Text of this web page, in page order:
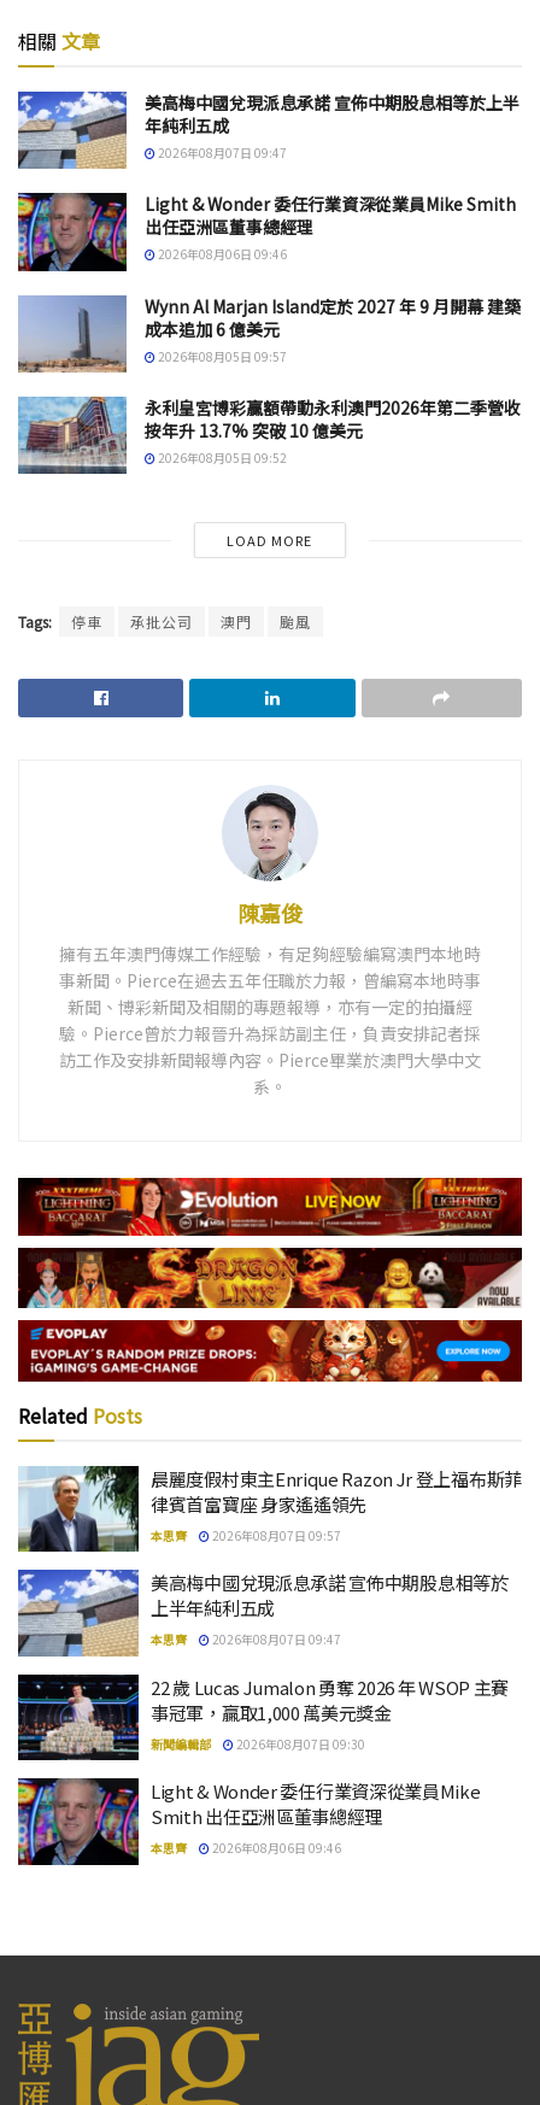
相關 文章
美高梅中國兌現派息承諾 宣佈中期股息相等於上半
年純利五成
2026年08月07日 09:47
Light & Wonder 委任行業資深從業員Mike Smith
出任亞洲區董事總經理
2026年08月06日 09:46
Wynn Al Marjan Island定於 2027 年 9 月開幕 建築
成本追加 6 億美元
2026年08月05日 09:57
永利皇宮博彩贏額帶動永利澳門2026年第二季營收
按年升 13.7% 突破 10 億美元
2026年08月05日 09:52
LOAD MORE
Tags: 停車 承批公司 澳門 颱風
陳嘉俊
擁有五年澳門傳媒工作經驗，有足夠經驗編寫澳門本地時
事新聞。Pierce在過去五年任職於力報，曾編寫本地時事
新聞、博彩新聞及相關的專題報導，亦有一定的拍攝經
驗。Pierce曾於力報晉升為採訪副主任，負責安排記者採
訪工作及安排新聞報導內容。Pierce畢業於澳門大學中文
系。
Related Posts
晨麗度假村東主Enrique Razon Jr 登上福布斯菲
律賓首富寶座 身家遙遙領先
本思齊 2026年08月07日 09:57
美高梅中國兌現派息承諾 宣佈中期股息相等於
上半年純利五成
本思齊 2026年08月07日 09:47
22 歲 Lucas Jumalon 勇奪 2026 年 WSOP 主賽
事冠軍，贏取1,000 萬美元獎金
新聞編輯部 2026年08月07日 09:30
Light & Wonder 委任行業資深從業員Mike
Smith 出任亞洲區董事總經理
本思齊 2026年08月06日 09:46